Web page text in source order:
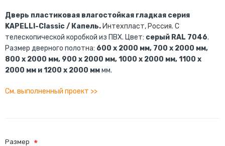
Дверь пластиковая влагостойкая гладкая серия
KAPELLI-Classic / Капель. Интехпласт, Россия. С
телескопической коробкой из ПВХ. Цвет: серый RAL 7046.
Размер дверного полотна: 600 x 2000 мм, 700 x 2000 мм,
800 x 2000 мм, 900 x 2000 мм, 1000 x 2000 мм, 1100 x
2000 мм и 1200 x 2000 мммм.
См. выполненный проект >>
Размер